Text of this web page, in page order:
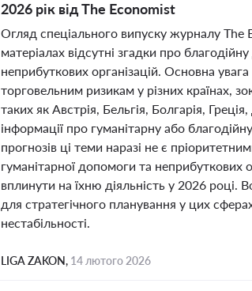
2026 рік від The Economist
Огляд спеціального випуску журналу The
матеріалах відсутні згадки про
неприбуткових організацій. Основна
торговельним ризикам у різних країнах,
таких як Австрія, Бельгія, Болгарія,
інформації про гуманітарну або
прогнозів ці теми наразі не є
гуманітарної допомоги та
вплинути на їхню діяльність у 2026
для стратегічного планування у цих
нестабільності.
LIGA ZAKON, 14 лютого 2026